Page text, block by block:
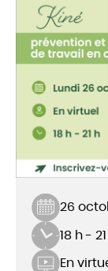
26
18 h -
En